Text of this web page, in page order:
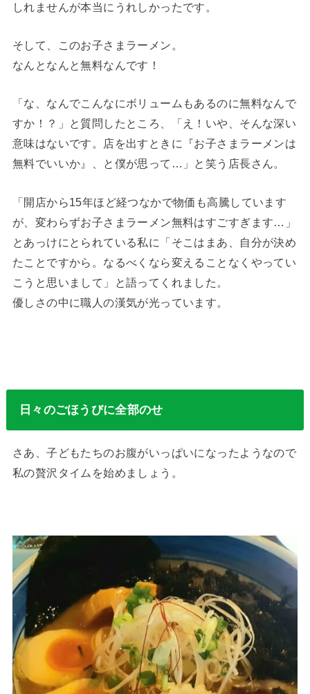
しれませんが本当にうれしかったです。
そして、このお子さまラーメン。
なんとなんと無料なんです！
「な、なんでこんなにボリュームもあるのに無料なんで
すか！？」と質問したところ、「え！いや、そんな深い
意味はないです。店を出すときに『お子さまラーメンは
無料でいいか』、と僕が思って…」と笑う店長さん。
「開店から15年ほど経つなかで物価も高騰しています
が、変わらずお子さまラーメン無料はすごすぎます…」
とあっけにとられている私に「そこはまあ、自分が決め
たことですから。なるべくなら変えることなくやってい
こうと思いまして」と語ってくれました。
優しさの中に職人の漢気が光っています。
日々のごほうびに全部のせ
さあ、子どもたちのお腹がいっぱいになったようなので
私の贅沢タイムを始めましょう。